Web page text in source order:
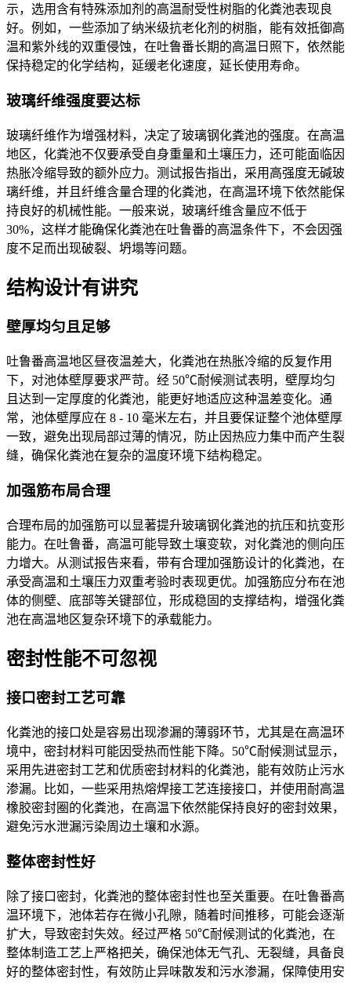
示，选用含有特殊添加剂的高温耐受性树脂的化粪池表现良
好。例如，一些添加了纳米级抗老化剂的树脂，能有效抵御高
温和紫外线的双重侵蚀，在吐鲁番长期的高温日照下，依然能
保持稳定的化学结构，延缓老化速度，延长使用寿命。
玻璃纤维强度要达标
玻璃纤维作为增强材料，决定了玻璃钢化粪池的强度。在高温
地区，化粪池不仅要承受自身重量和土壤压力，还可能面临因
热胀冷缩导致的额外应力。测试报告指出，采用高强度无碱玻
璃纤维，并且纤维含量合理的化粪池，在高温环境下依然能保
持良好的机械性能。一般来说，玻璃纤维含量应不低于
30%，这样才能确保化粪池在吐鲁番的高温条件下，不会因强
度不足而出现破裂、坍塌等问题。
结构设计有讲究
壁厚均匀且足够
吐鲁番高温地区昼夜温差大，化粪池在热胀冷缩的反复作用
下，对池体壁厚要求严苛。经 50℃耐候测试表明，壁厚均匀
且达到一定厚度的化粪池，能更好地适应这种温差变化。通
常，池体壁厚应在 8 - 10 毫米左右，并且要保证整个池体壁厚
一致，避免出现局部过薄的情况，防止因热应力集中而产生裂
缝，确保化粪池在复杂的温度环境下结构稳定。
加强筋布局合理
合理布局的加强筋可以显著提升玻璃钢化粪池的抗压和抗变形
能力。在吐鲁番，高温可能导致土壤变软，对化粪池的侧向压
力增大。从测试报告来看，带有合理加强筋设计的化粪池，在
承受高温和土壤压力双重考验时表现更优。加强筋应分布在池
体的侧壁、底部等关键部位，形成稳固的支撑结构，增强化粪
池在高温地区复杂环境下的承载能力。
密封性能不可忽视
接口密封工艺可靠
化粪池的接口处是容易出现渗漏的薄弱环节，尤其是在高温环
境中，密封材料可能因受热而性能下降。50℃耐候测试显示，
采用先进密封工艺和优质密封材料的化粪池，能有效防止污水
渗漏。比如，一些采用热熔焊接工艺连接接口，并使用耐高温
橡胶密封圈的化粪池，在高温下依然能保持良好的密封效果，
避免污水泄漏污染周边土壤和水源。
整体密封性好
除了接口密封，化粪池的整体密封性也至关重要。在吐鲁番高
温环境下，池体若存在微小孔隙，随着时间推移，可能会逐渐
扩大，导致密封失效。经过严格 50℃耐候测试的化粪池，在
整体制造工艺上严格把关，确保池体无气孔、无裂缝，具备良
好的整体密封性，有效防止异味散发和污水渗漏，保障使用安